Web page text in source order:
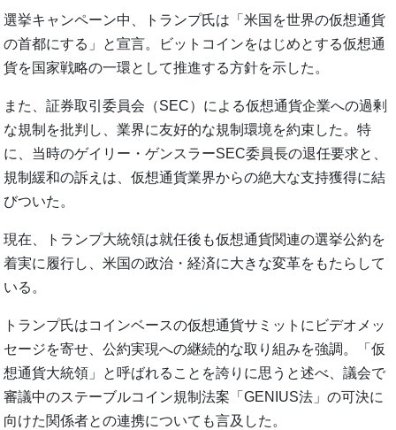
選挙キャンペーン中、トランプ氏は「米国を世界の仮想通貨
の首都にする」と宣言。ビットコインをはじめとする仮想通
貨を国家戦略の一環として推進する方針を示した。
また、証券取引委員会（SEC）による仮想通貨企業への過剰
な規制を批判し、業界に友好的な規制環境を約束した。特
に、当時のゲイリー・ゲンスラーSEC委員長の退任要求と、
規制緩和の訴えは、仮想通貨業界からの絶大な支持獲得に結
びついた。
現在、トランプ大統領は就任後も仮想通貨関連の選挙公約を
着実に履行し、米国の政治・経済に大きな変革をもたらして
いる。
トランプ氏はコインベースの仮想通貨サミットにビデオメッ
セージを寄せ、公約実現への継続的な取り組みを強調。「仮
想通貨大統領」と呼ばれることを誇りに思うと述べ、議会で
審議中のステーブルコイン規制法案「GENIUS法」の可決に
向けた関係者との連携についても言及した。